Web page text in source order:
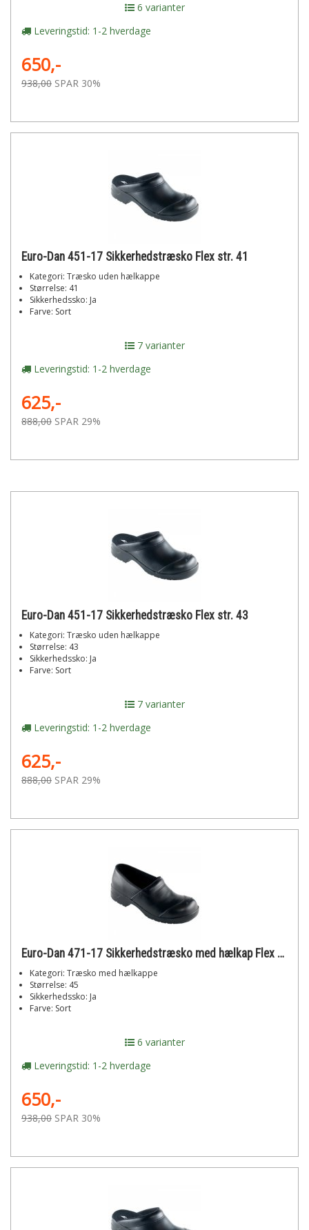
6 varianter
Leveringstid: 1-2 hverdage
650,-
938,00 SPAR 30%
Euro-Dan 451-17 Sikkerhedstræsko Flex str. 41
Kategori: Træsko uden hælkappe
Størrelse: 41
Sikkerhedssko: Ja
Farve: Sort
7 varianter
Leveringstid: 1-2 hverdage
625,-
888,00 SPAR 29%
Euro-Dan 451-17 Sikkerhedstræsko Flex str. 43
Kategori: Træsko uden hælkappe
Størrelse: 43
Sikkerhedssko: Ja
Farve: Sort
7 varianter
Leveringstid: 1-2 hverdage
625,-
888,00 SPAR 29%
Euro-Dan 471-17 Sikkerhedstræsko med hælkap Flex str. 45
Kategori: Træsko med hælkappe
Størrelse: 45
Sikkerhedssko: Ja
Farve: Sort
6 varianter
Leveringstid: 1-2 hverdage
650,-
938,00 SPAR 30%